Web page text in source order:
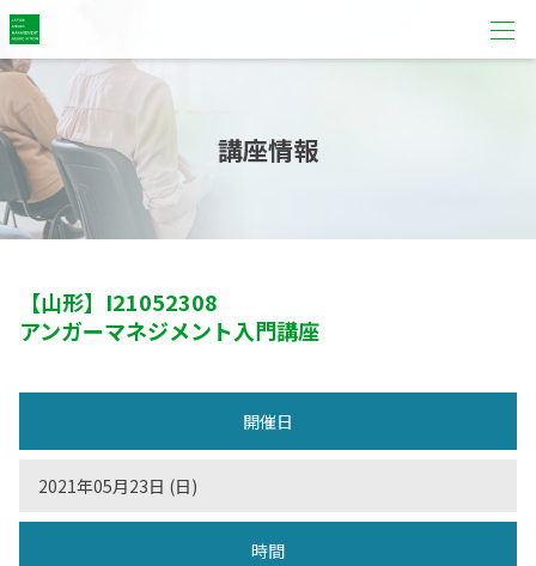
講座情報
【山形】 I21052308
アンガーマネジメント入門講座
開催日
2021年05月23日 (日)
時間